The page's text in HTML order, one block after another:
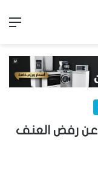
عن رفض العنف